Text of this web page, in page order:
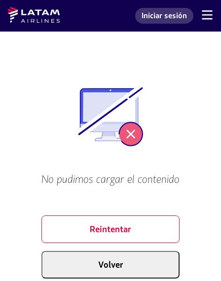
Saltar
menú.
Saltar al
contenido
principal.
Navegación
Latam
Airlines
Ingresar a mi cuenta
Iniciar sesión
No pudimos cargar el contenido
Reintentar
Volver